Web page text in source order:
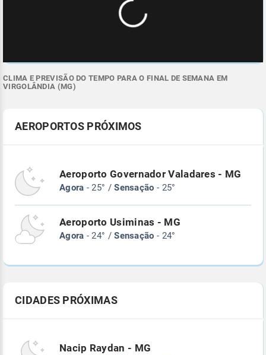
CLIMA E PREVISÃO DO TEMPO PARA O FINAL DE SEMANA EM
VIRGOLÂNDIA (MG)
AEROPORTOS PRÓXIMOS
Aeroporto Governador Valadares - MG
Agora - 25° /Sensação - 25°
Aeroporto Usiminas - MG
Agora - 24° /Sensação - 24°
CIDADES PRÓXIMAS
Nacip Raydan - MG